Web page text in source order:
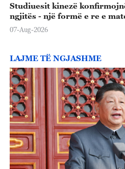
Studiuesit kinezë
ngjitës - një formë e re e
07-Aug-2026
LAJME TË NGJASHME